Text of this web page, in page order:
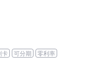
卡 可分期 零利率